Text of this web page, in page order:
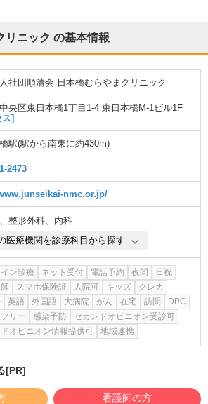
リニック の基本情報
社団順清会 日本橋むらやまクリニック
央区東日本橋1丁目1-4 東日本橋M-1ビル1F
]
駅(駅から南東に約430m)
2473
nmc.or.jp/
、 整形外科、 内科
医療機関を診療科目から探す
ン診療 ネット受付 電話予約 夜間
日祝
スマホ保険証 入院可 キッズ
クレカ
英語 外国語 大病院 がん 在宅 訪問
DPC
リー
感染予防
セカンドオピニオン受診可
オピニオン情報提供可
地域連携
[PR]
看護師の方